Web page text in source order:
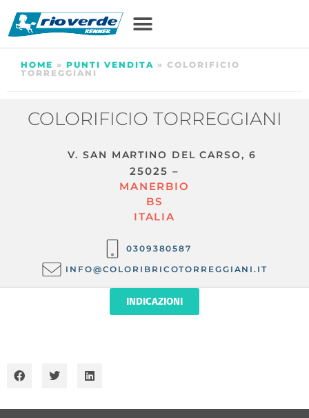
HOME » PUNTI VENDITA » COLORIFICIO
TORREGGIANI
COLORIFICIO TORREGGIANI
V. SAN MARTINO DEL CARSO, 6
25025 –
MANERBIO
BS
ITALIA
0309380587
INFO@COLORIBRICOTORREGGIANI.IT
INDICAZIONI